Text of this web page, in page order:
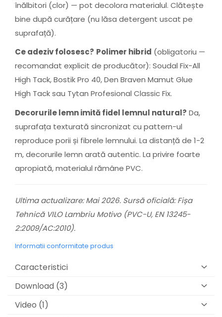
înălbitori (clor) — pot decolora materialul. Clătește
bine după curățare (nu lăsa detergent uscat pe
suprafață).
Ce adeziv folosesc? Polimer hibrid (obligatoriu —
recomandat explicit de producător): Soudal Fix-All
High Tack, Bostik Pro 40, Den Braven Mamut Glue
High Tack sau Tytan Profesional Classic Fix.
Decorurile lemn imită fidel lemnul natural? Da,
suprafața texturată sincronizat cu pattern-ul
reproduce porii și fibrele lemnului. La distanță de 1-2
m, decorurile lemn arată autentic. La privire foarte
apropiată, materialul rămâne PVC.
Ultima actualizare: Mai 2026. Sursă oficială: Fișa
Tehnică VILO Lambriu Motivo (PVC-U, EN 13245-
2:2009/AC:2010).
Informatii conformitate produs
Caracteristici
Download (3)
Video (1)